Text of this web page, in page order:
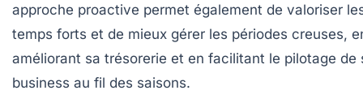
approche proactive permet également de valoriser
temps forts et de mieux gérer les périodes creuses,
améliorant sa trésorerie et en facilitant le pilotage de
business au fil des saisons.